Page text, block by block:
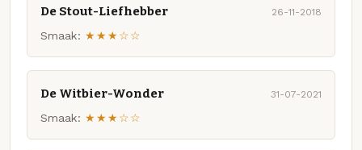
De Stout-Liefhebber 26-11-2018
Smaak: ★★★☆☆
De Witbier-Wonder 31-07-2021
Smaak: ★★★☆☆